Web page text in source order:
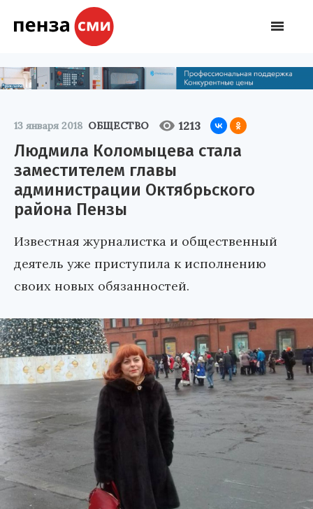
13 января 2018 ОБЩЕСТВО 1213
Людмила Коломыцева стала
заместителем главы
администрации Октябрьского
района Пензы
Известная журналистка и общественный
деятель уже приступила к исполнению
своих новых обязанностей.